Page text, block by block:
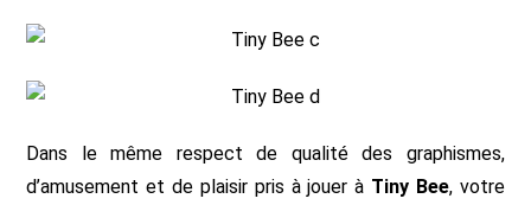
Dans le même respect de qualité des graphismes,
d’amusement et de plaisir pris à jouer à Tiny Bee, votre